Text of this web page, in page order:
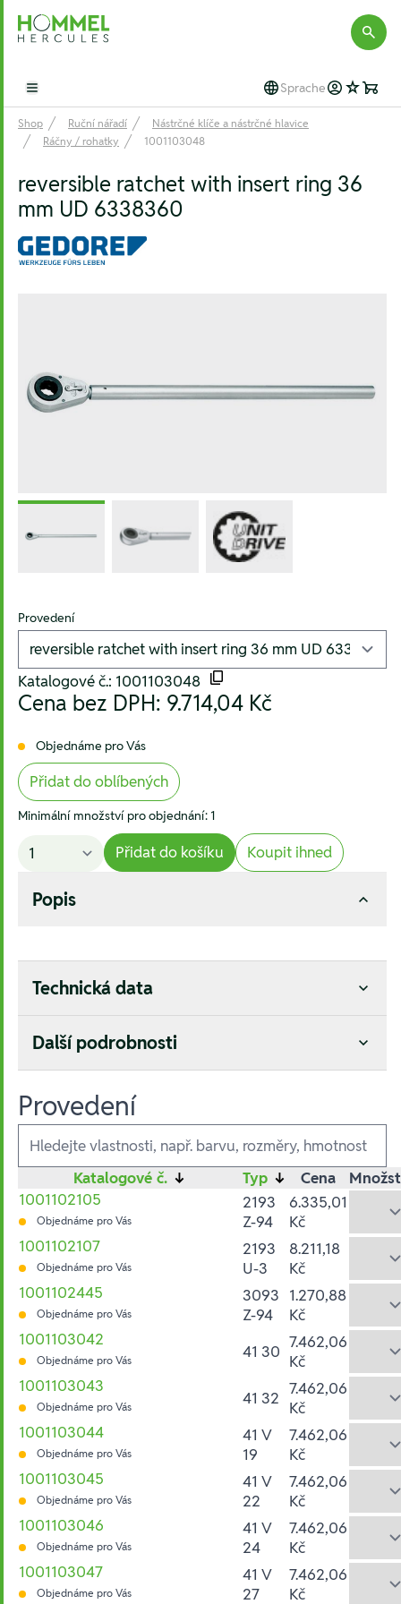
Hommel Hercules
Open main menu Sprache
Shop Ruční nářadí
Nástrčné klíče a nástrčné hlavice
Ráčny / rohatky
1001103048
reversible ratchet with insert ring 36
mm UD 6338360
Provedení
Katalogové č.: 1001103048
Cena bez DPH: 9.714,04 Kč
Objednáme pro Vás
Přidat do oblíbených
Minimální množství pro objednání: 1
Přidat do košíku Koupit ihned
Popis
Technická data
Další podrobnosti
Provedení
Ausführungen
Katalogové č. ↓ Typ ↓ Cena
1001102105
Objednáme pro Vás
2193
Z-94
6.335,01
Kč
1001102107
Objednáme pro Vás
2193
U-3
8.211,18
Kč
1001102445
Objednáme pro Vás
3093
Z-94
1.270,88
Kč
1001103042
Objednáme pro Vás 41 30 7.462,06
Kč
1001103043
Objednáme pro Vás 41 32 7.462,06
Kč
1001103044
Objednáme pro Vás
41 V
19
7.462,06
Kč
1001103045
Objednáme pro Vás
41 V
22
7.462,06
Kč
1001103046
Objednáme pro Vás
41 V
24
7.462,06
Kč
1001103047
Objednáme pro Vás
41 V
27
7.462,06
Kč